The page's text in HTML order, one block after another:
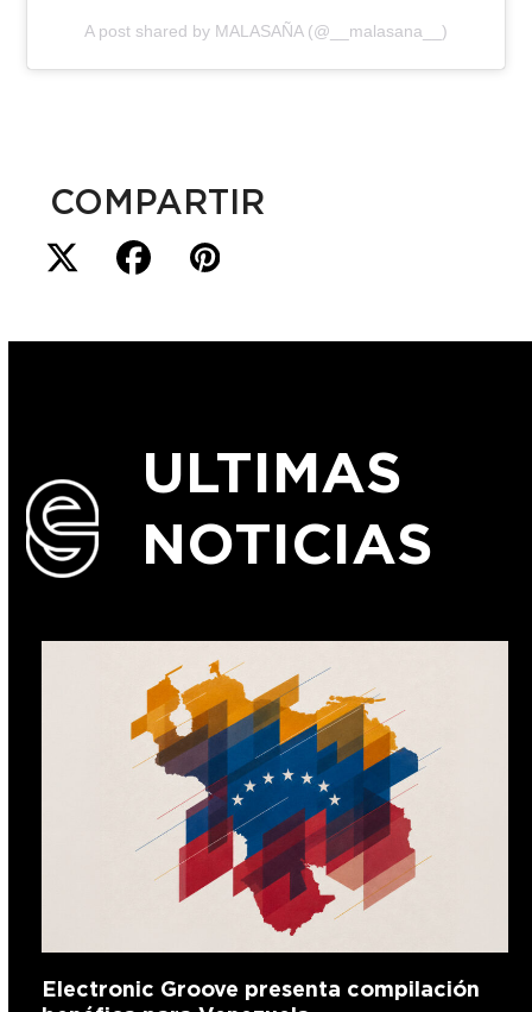
A post shared by MALASAÑA (@__malasana__)
COMPARTIR
ULTIMAS
NOTICIAS
Electronic Groove presenta compilación